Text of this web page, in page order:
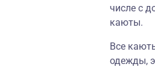
числе с
каюты.
Все
одежды,